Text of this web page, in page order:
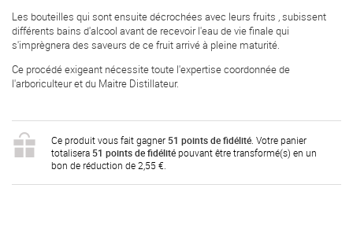
Les bouteilles qui sont ensuite décrochées avec leurs fruits , subissent
différents bains d'alcool avant de recevoir l'eau de vie finale qui
s'imprègnera des saveurs de ce fruit arrivé à pleine maturité.
Ce procédé exigeant nécessite toute l'expertise coordonnée de
l'arboriculteur et du Maitre Distillateur.
Ce produit vous fait gagner 51 points de fidélité. Votre panier
totalisera 51 points de fidélité pouvant être transformé(s) en un
bon de réduction de 2,55 €.